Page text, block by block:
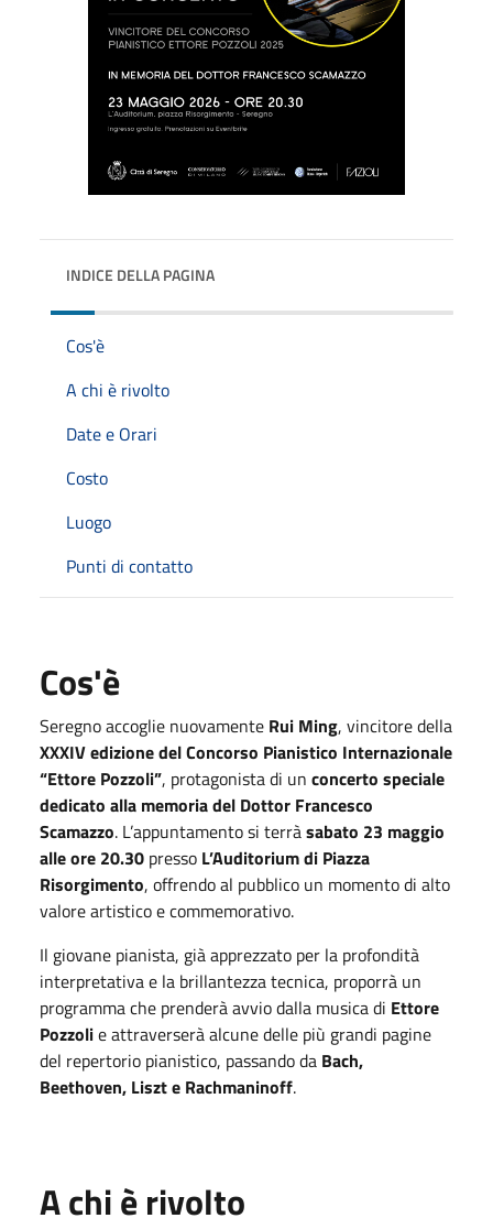
INDICE DELLA PAGINA
Cos'è
A chi è rivolto
Date e Orari
Costo
Luogo
Punti di contatto
Cos'è
Seregno accoglie nuovamente Rui Ming, vincitore della
XXXIV edizione del Concorso Pianistico Internazionale
“Ettore Pozzoli”, protagonista di un concerto speciale
dedicato alla memoria del Dottor Francesco
Scamazzo. L’appuntamento si terràsabato 23 maggio
alle ore 20.30 presso L’Auditorium di Piazza
Risorgimento, offrendo al pubblico un momento di alto
valore artistico e commemorativo.
Il giovane pianista, già apprezzato per la profondità
interpretativa e la brillantezza tecnica, proporrà un
programma che prenderà avvio dalla musica di Ettore
Pozzolie attraverserà alcune delle più grandi pagine
del repertorio pianistico, passando da Bach,
Beethoven, Liszt e Rachmaninoff.
A chi è rivolto